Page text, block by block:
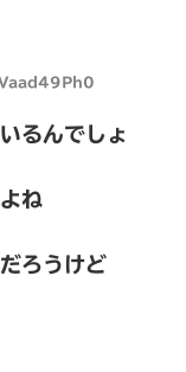
るんでしょ
ね
ろうけど